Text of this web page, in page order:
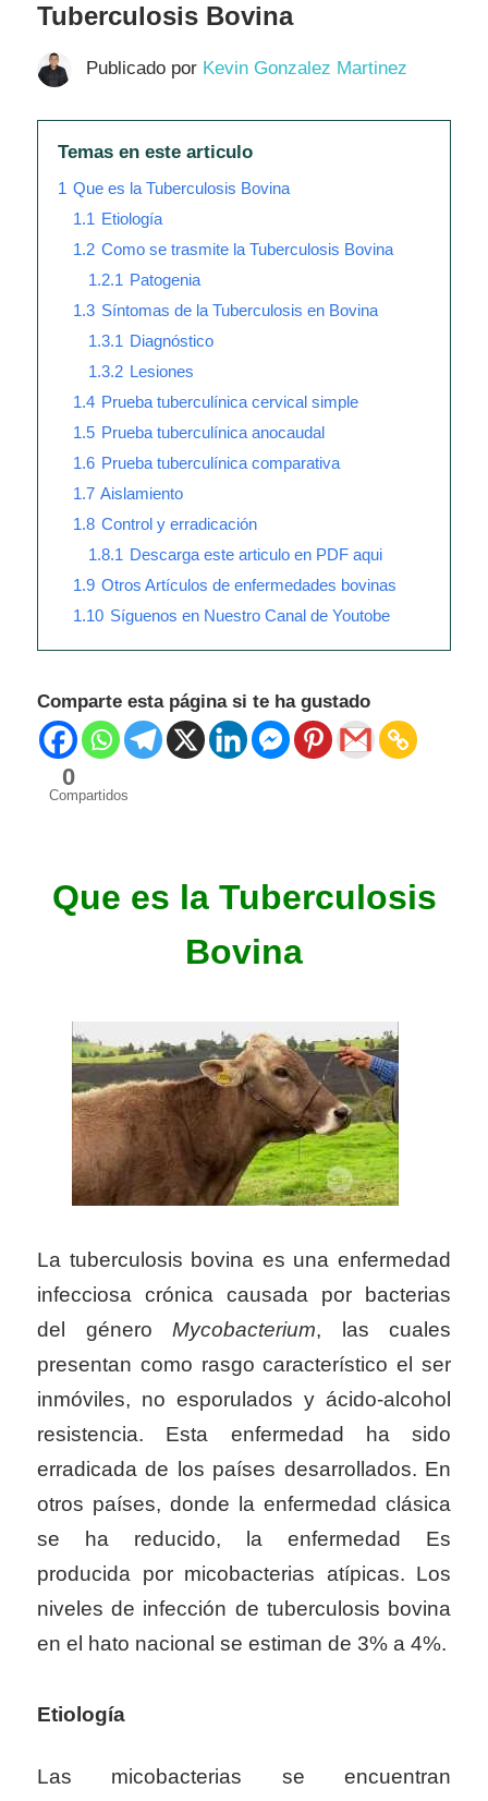
Tuberculosis Bovina
Publicado por Kevin Gonzalez Martinez
Temas en este articulo
1 Que es la Tuberculosis Bovina
1.1 Etiología
1.2 Como se trasmite la Tuberculosis Bovina
1.2.1 Patogenia
1.3 Síntomas de la Tuberculosis en Bovina
1.3.1 Diagnóstico
1.3.2 Lesiones
1.4 Prueba tuberculínica cervical simple
1.5 Prueba tuberculínica anocaudal
1.6 Prueba tuberculínica comparativa
1.7 Aislamiento
1.8 Control y erradicación
1.8.1 Descarga este articulo en PDF aqui
1.9 Otros Artículos de enfermedades bovinas
1.10 Síguenos en Nuestro Canal de Youtobe
Comparte esta página si te ha gustado
0
Compartidos
Que es la Tuberculosis
Bovina
La tuberculosis bovina es una enfermedad
infecciosa crónica causada por bacterias
del género Mycobacterium, las cuales
presentan como rasgo característico el ser
inmóviles, no esporulados y ácido-alcohol
resistencia. Esta enfermedad ha sido
erradicada de los países desarrollados. En
otros países, donde la enfermedad clásica
se ha reducido, la enfermedad Es
producida por micobacterias atípicas. Los
niveles de infección de tuberculosis bovina
en el hato nacional se estiman de 3% a 4%.
Etiología
Las micobacterias se encuentran